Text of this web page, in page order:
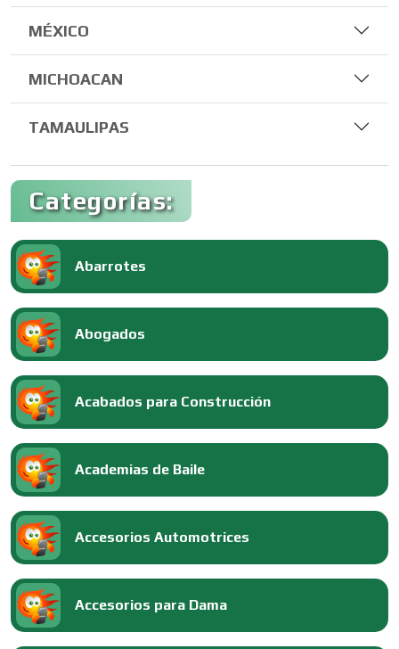
MÉXICO
MICHOACAN
TAMAULIPAS
Categorías:
Abarrotes
Abogados
Acabados para Construcción
Academias de Baile
Accesorios Automotrices
Accesorios para Dama